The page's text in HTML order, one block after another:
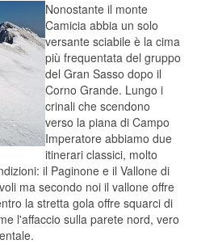
Nonostante il monte
Camicia abbia un solo
versante sciabile è la cima
più frequentata del gruppo
del Gran Sasso dopo il
Corno Grande. Lungo i
crinali che scendono
verso la piana di Campo
Imperatore abbiamo due
itinerari classici, molto
il Paginone e il Vallone di
ma secondo noi il vallone offre
la stretta gola offre squarci di
l'affaccio sulla parete nord, vero